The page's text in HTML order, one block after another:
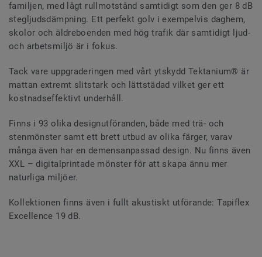
familjen, med lågt rullmotstånd samtidigt som den ger 8 dB
stegljudsdämpning. Ett perfekt golv i exempelvis daghem,
skolor och äldreboenden med hög trafik där samtidigt ljud-
och arbetsmiljö är i fokus.
Tack vare uppgraderingen med vårt ytskydd Tektanium® är
mattan extremt slitstark och lättstädad vilket ger ett
kostnadseffektivt underhåll.
Finns i 93 olika designutföranden, både med trä- och
stenmönster samt ett brett utbud av olika färger, varav
många även har en demensanpassad design. Nu finns även
XXL – digitalprintade mönster för att skapa ännu mer
naturliga miljöer.
Kollektionen finns även i fullt akustiskt utförande: Tapiflex
Excellence 19 dB.